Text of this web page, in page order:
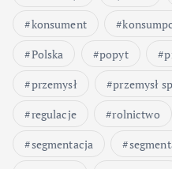
konsument
Polska
popyt
przemysł
przemysł
regulacje
rolnictwo
segmentacja